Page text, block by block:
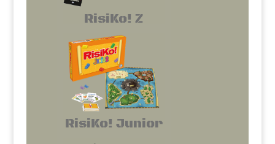
RisiKo! Z
RisiKo! Junior